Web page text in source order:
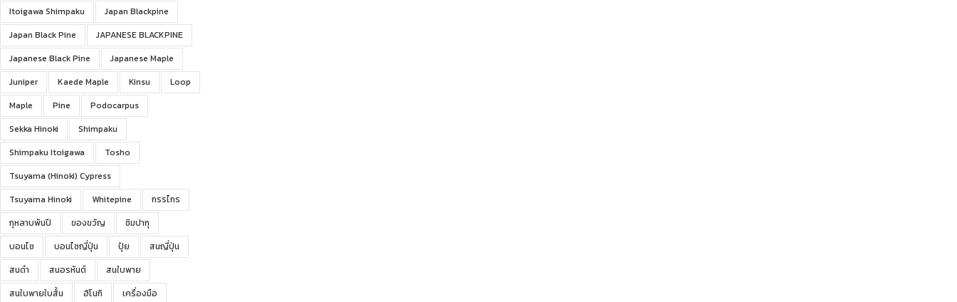
Itoigawa Shimpaku
Japan Blackpine
Japan Black Pine
JAPANESE BLACKPINE
Japanese Black Pine
Japanese Maple
Juniper
Kaede Maple Kinsu
Loop
Maple
Pine
Podocarpus
Sekka Hinoki
Shimpaku
Shimpaku Itoigawa
Tosho
Tsuyama (Hinoki) Cypress
Tsuyama Hinoki
Whitepine
กรรไกร
กุหลาบพันปี
ของขวัญ
ชิมปากุ
บอนไซ
บอนไซญี่ปุ่น ปุ๋ย
สนญี่ปุ่น
สนดำ
สนอรหันต์
สนใบพาย
สนใบพายใบสั้น
ฮิโนกิ เครื่องมือ